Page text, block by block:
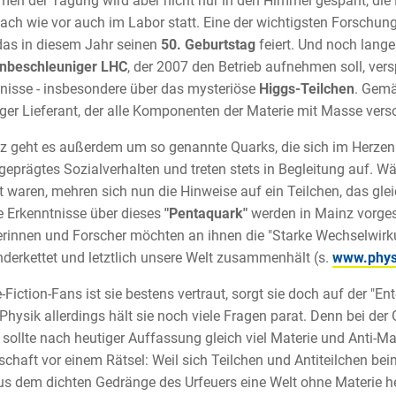
wie vor auch im Labor statt. Eine der wichtigsten
in diesem Jahr seinen 50. Geburtstagfeiert. Und noch
LHC, der 2007 den Betrieb aufnehmen soll,
- insbesondere über das mysteriöse Higgs-Teilchen.
Lieferant, der alle Komponenten der Materie mit Masse
geht es außerdem um so genannte Quarks, die sich im
Sozialverhalten und treten stets in Begleitung auf.
waren, mehren sich nun die Hinweise auf ein Teilchen, das
Erkenntnisse über dieses "Pentaquark"werden in Mainz
und Forscher möchten an ihnen die "Starke
und letztlich unsere Welt zusammenhält (s.
Fiction-Fans ist sie bestens vertraut, sorgt sie doch auf der
allerdings hält sie noch viele Fragen parat. Denn bei der
sollte nach heutiger Auffassung gleich viel Materie und Anti-
vor einem Rätsel: Weil sich Teilchen und Antiteilchen
dem dichten Gedränge des Urfeuers eine Welt ohne Materie